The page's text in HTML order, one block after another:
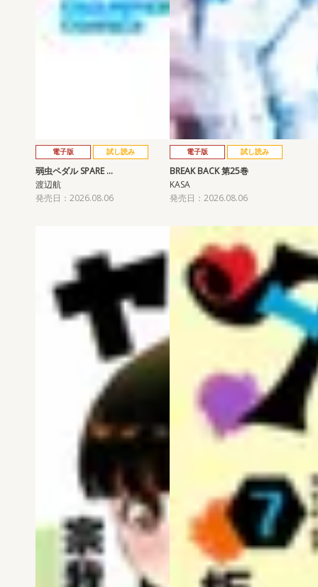
電子版 試し読み
弱虫ペダル SPARE …
渡辺航
発売日：2026.08.06
電子版 試し読み
BREAK BACK 第25巻
KASA
発売日：2026.08.06